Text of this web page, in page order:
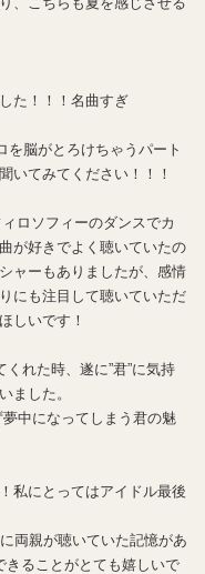
た！！！名曲すぎ
を脳がとろけちゃうパート
いてみてください！！！
ロソフィーのダンスでカ
が好きでよく聴いていたの
ャーもありましたが、感情
にも注目して聴いていただ
しいです！
れた時、遂に”君”に気持
ました。
中になってしまう君の魅
私にとってはアイドル最後
両親が聴いていた記憶があ
きることがとても嬉しいで